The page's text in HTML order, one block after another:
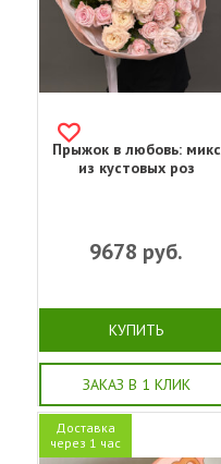
Прыжок в любовь: микс
из кустовых роз
9678 руб.
КУПИТЬ
ЗАКАЗ В 1 КЛИК
Доставка
через 1 час